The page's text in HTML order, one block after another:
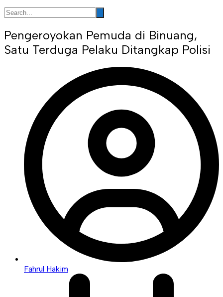
Pengeroyokan Pemuda di Binuang,
Satu Terduga Pelaku Ditangkap Polisi
Fahrul Hakim